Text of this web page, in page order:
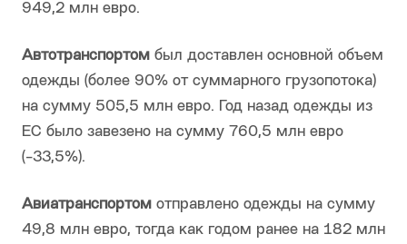
949,2 млн евро.
Автотранспортом был доставлен основной объем
одежды (более 90% от суммарного грузопотока)
на сумму 505,5 млн евро. Год назад одежды из
ЕС было завезено на сумму 760,5 млн евро
(-33,5%).
Авиатранспортом отправлено одежды на сумму
49,8 млн евро, тогда как годом ранее на 182 млн